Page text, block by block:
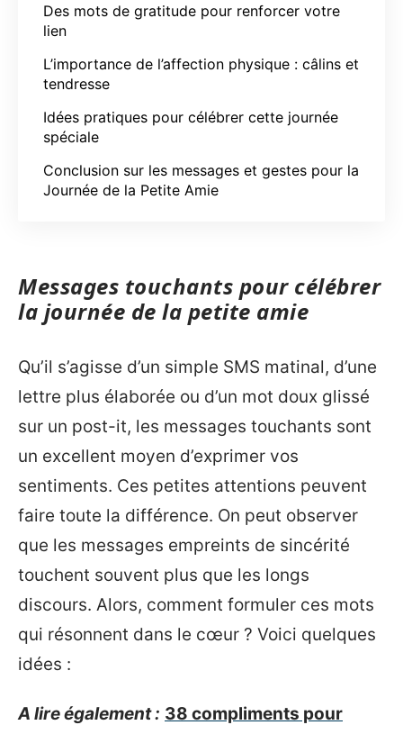
Des mots de gratitude pour renforcer votre
lien
L’importance de l’affection physique : câlins et
tendresse
Idées pratiques pour célébrer cette journée
spéciale
Conclusion sur les messages et gestes pour la
Journée de la Petite Amie
Messages touchants pour célébrer
la journée de la petite amie
Qu’il s’agisse d’un simple SMS matinal, d’une
lettre plus élaborée ou d’un mot doux glissé
sur un post-it, les messages touchants sont
un excellent moyen d’exprimer vos
sentiments. Ces petites attentions peuvent
faire toute la différence. On peut observer
que les messages empreints de sincérité
touchent souvent plus que les longs
discours. Alors, comment formuler ces mots
qui résonnent dans le cœur ? Voici quelques
idées :
A lire également : 38 compliments pour